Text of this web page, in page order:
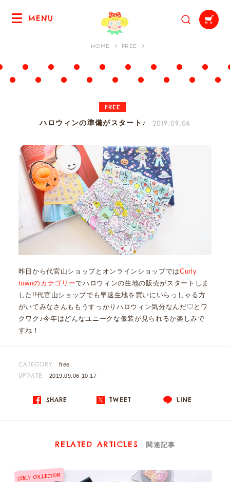
MENU
HOME FREE
FREE
ハロウィンの準備がスタート♪ 2019.09.06
昨日から代官山ショップとオンラインショップではCurly
townのカテゴリーでハロウィンの生地の販売がスタートしま
した!!代官山ショップでも早速生地を買いにいらっしゃる方
がいてみなさんももうすっかりハロウィン気分なんだ♡とワ
クワク♪今年はどんなユニークな仮装が見られるか楽しみで
すね！
CATEGORY: free
UPDATE: 2019.09.06 10:17
SHARE TWEET LINE
RELATED ARTICLES 関連記事